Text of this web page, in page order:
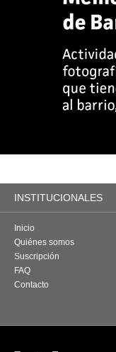
INSTITUCIONALES
Inicio
Quiénes somos
Suscripción
FAQ
Contacto